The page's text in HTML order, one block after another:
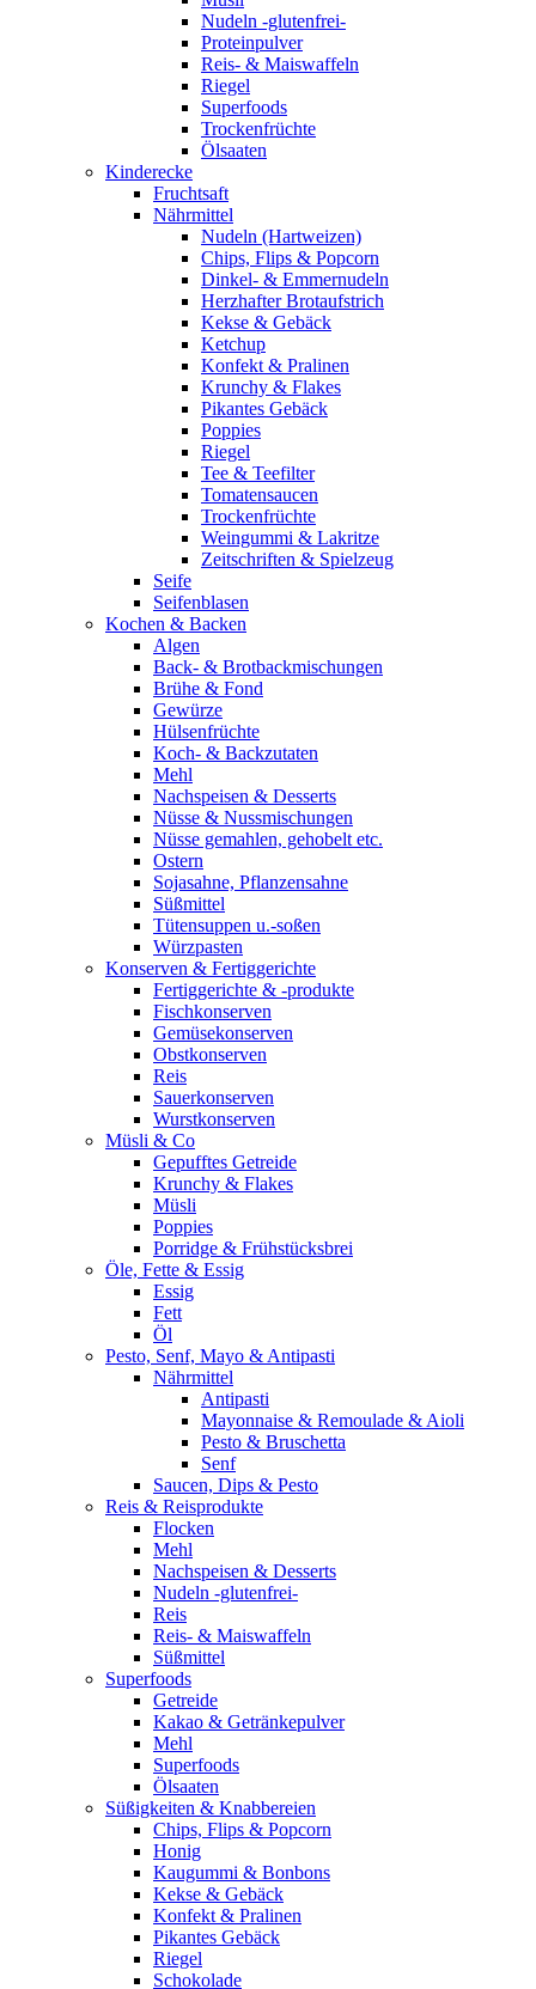
Nudeln -glutenfrei-
Proteinpulver
Reis- & Maiswaffeln
Riegel
Superfoods
Trockenfrüchte
Ölsaaten
Kinderecke
Fruchtsaft
Nährmittel
Nudeln (Hartweizen)
Chips, Flips & Popcorn
Dinkel- & Emmernudeln
Herzhafter Brotaufstrich
Kekse & Gebäck
Ketchup
Konfekt & Pralinen
Krunchy & Flakes
Pikantes Gebäck
Poppies
Riegel
Tee & Teefilter
Tomatensaucen
Trockenfrüchte
Weingummi & Lakritze
Zeitschriften & Spielzeug
Seife
Seifenblasen
Kochen & Backen
Algen
Back- & Brotbackmischungen
Brühe & Fond
Gewürze
Hülsenfrüchte
Koch- & Backzutaten
Mehl
Nachspeisen & Desserts
Nüsse & Nussmischungen
Nüsse gemahlen, gehobelt etc.
Ostern
Sojasahne, Pflanzensahne
Süßmittel
Tütensuppen u.-soßen
Würzpasten
Konserven & Fertiggerichte
Fertiggerichte & -produkte
Fischkonserven
Gemüsekonserven
Obstkonserven
Reis
Sauerkonserven
Wurstkonserven
Müsli & Co
Gepufftes Getreide
Krunchy & Flakes
Müsli
Poppies
Porridge & Frühstücksbrei
Öle, Fette & Essig
Essig
Fett
Öl
Pesto, Senf, Mayo & Antipasti
Nährmittel
Antipasti
Mayonnaise & Remoulade & Aioli
Pesto & Bruschetta
Senf
Saucen, Dips & Pesto
Reis & Reisprodukte
Flocken
Mehl
Nachspeisen & Desserts
Nudeln -glutenfrei-
Reis
Reis- & Maiswaffeln
Süßmittel
Superfoods
Getreide
Kakao & Getränkepulver
Mehl
Superfoods
Ölsaaten
Süßigkeiten & Knabbereien
Chips, Flips & Popcorn
Honig
Kaugummi & Bonbons
Kekse & Gebäck
Konfekt & Pralinen
Pikantes Gebäck
Riegel
Schokolade